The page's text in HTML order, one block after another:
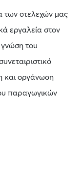
των στελεχών μας
εργαλεία στον
του
και οργάνωση
παραγωγικών